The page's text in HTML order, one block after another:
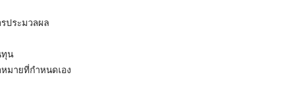
ประมวลผล
น
มายที่กำหนดเอง